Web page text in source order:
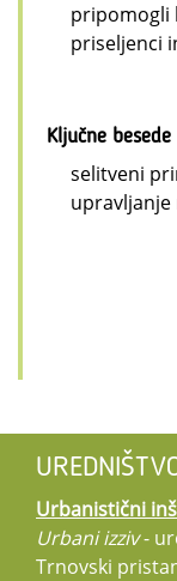
pripomogli
priseljenci
Ključne besede
selitveni
upravljanje
Urbanistični
Urbani izziv-
Trnovski